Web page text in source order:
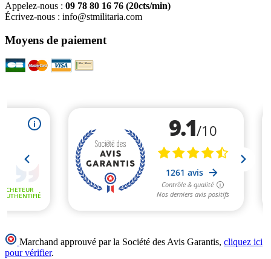
Appelez-nous : 09 78 80 16 76 (20cts/min)
Écrivez-nous : info@stmilitaria.com
Moyens de paiement
Marchand approuvé par la Société des Avis Garantis, cliquez ici
pour vérifier.